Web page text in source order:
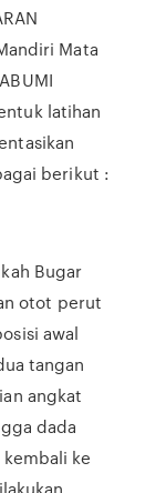
Mata
latihan
berikut :
Bugar
otot perut
awal
tangan
angkat
dada
ke